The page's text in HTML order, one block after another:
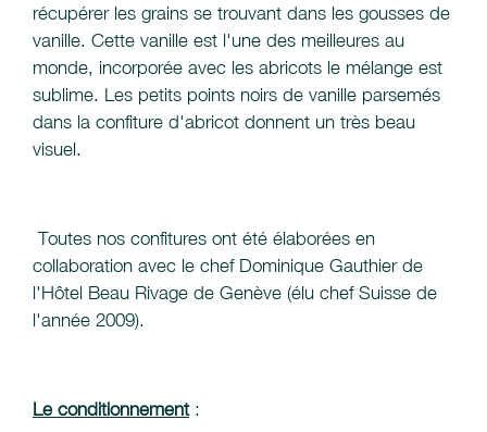
récupérer les grains se trouvant dans les gousses de
vanille. Cette vanille est l'une des meilleures au
monde, incorporée avec les abricots le mélange est
sublime. Les petits points noirs de vanille parsemés
dans la confiture d'abricot donnent un très beau
visuel.
Toutes nos confitures ont été élaborées en
collaboration avec le chef Dominique Gauthier de
l'Hôtel Beau Rivage de Genève (élu chef Suisse de
l'année 2009).
Le conditionnement: